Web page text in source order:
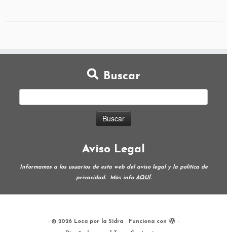
Buscar
Aviso Legal
Informamos a los usuarios de esta web del aviso legal y la política de
privacidad.
Más info AQUÍ.
· © 2026 Loca por la Sidra · Funciona con ·